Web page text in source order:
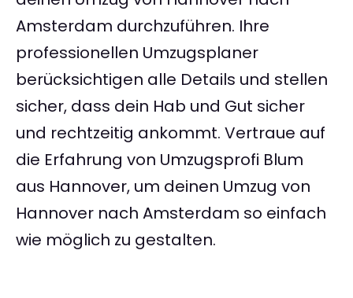
Amsterdam durchzuführen. Ihre
professionellen Umzugsplaner
berücksichtigen alle Details und stellen
sicher, dass dein Hab und Gut sicher
und rechtzeitig ankommt. Vertraue auf
die Erfahrung von Umzugsprofi Blum
aus Hannover, um deinen Umzug von
Hannover nach Amsterdam so einfach
wie möglich zu gestalten.